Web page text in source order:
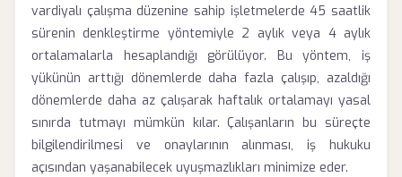
vardiyalı çalışma düzenine sahip işletmelerde 45 saatlik
sürenin denkleştirme yöntemiyle 2 aylık veya 4 aylık
ortalamalarla hesaplandığı görülüyor. Bu yöntem, iş
yükünün arttığı dönemlerde daha fazla çalışıp, azaldığı
dönemlerde daha az çalışarak haftalık ortalamayı yasal
sınırda tutmayı mümkün kılar. Çalışanların bu süreçte
bilgilendirilmesi ve onaylarının alınması, iş hukuku
açısından yaşanabilecek uyuşmazlıkları minimize eder.